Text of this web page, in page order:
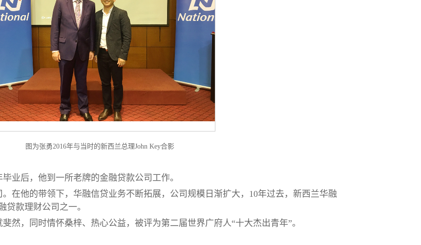
图为张勇2016年与当时的新西兰总理John Key合影
业后，他到一所老牌的金融贷款公司工作。
在他的带领下，华融信贷业务不断拓展，公司规模日渐扩大，10年过去，新西兰华融
贷款理财公司之一。
然，同时情怀桑梓、热心公益，被评为第二届世界广府人“十大杰出青年”。